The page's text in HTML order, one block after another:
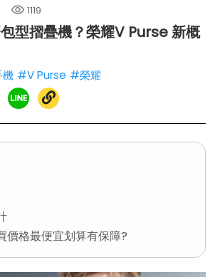
1119
包型摺疊機？榮耀V Purse 新概
#V Purse #榮耀
價格最便宜划算有保障?